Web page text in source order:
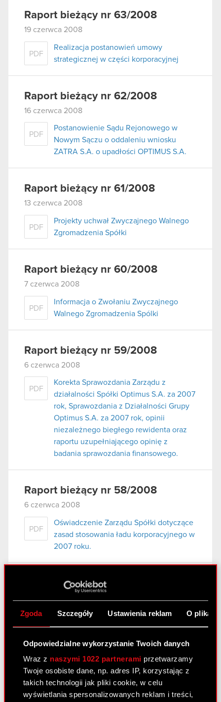
Zgoda Szczegóły Ustawienia reklam O
Odpowiedzialne wykorzystanie Twoich danych
Wraz z naszymi 1022 partnerami przetwarzamy
Twoje osobiste dane, np. adres IP, korzystając z
takich technologii jak pliki cookie, w celu
wyświetlania spersonalizowanych reklam i treści,
Raport bieżący nr 63/2008
19 czerwca 2008
PDF
Realizacja postanowień umowy
strategicznej w części korporacyjnej
Raport bieżący nr 62/2008
16 czerwca 2008
PDF
Postanowienie Sądu Rejonowego w
Nowym Sączu o oddaleniu wniosku
ZATRA S.A. o upadłości OPTIMUS S.A.
Raport bieżący nr 61/2008
13 czerwca 2008
PDF
Projekty uchwał Zwyczajnego Walnego
Zgromadzenia Spółki
Raport bieżący nr 60/2008
7 czerwca 2008
PDF
Informacja o Zwołaniu Zwyczajnego
Walnego Zgromadzenia Spólki
Raport bieżący nr 59/2008
6 czerwca 2008
PDF
Korekta Sprawozdania Zarządu z
działalności Spółki Optimus S.A. za 2007
rok, Sprawozdania z Działalności Grupy
Optimus S.A. za 2007 rok, opinii
niezależnego biegłego rewidenta oraz
raportu uzupełniającego opinię z
badania sprawozdania finansowego.
Raport bieżący nr 58/2008
6 czerwca 2008
PDF
Oświadczenie Zarządu Spółki dotyczące
zasad stosowania ładu korporacyjnego w
2007 roku.
Raport bieżący nr 57/2008
wybór audytora do badania sprawozdań
finansowych Spółki.
Raport bieżący nr 56/2008
14 maja 2008
Oświadczenie Zarządu Spółki dotyczące